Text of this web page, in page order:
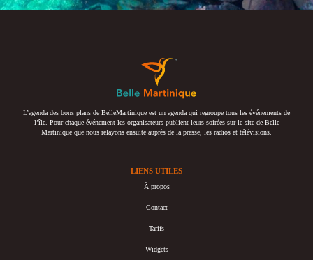
L’agenda des bons plans de BelleMartinique est un agenda qui regroupe tous les événements de
l’île. Pour chaque événement les organisateurs publient leurs soirées sur le site de Belle
Martinique que nous relayons ensuite auprès de la presse, les radios et télévisions.
LIENS UTILES
À propos
Contact
Tarifs
Widgets